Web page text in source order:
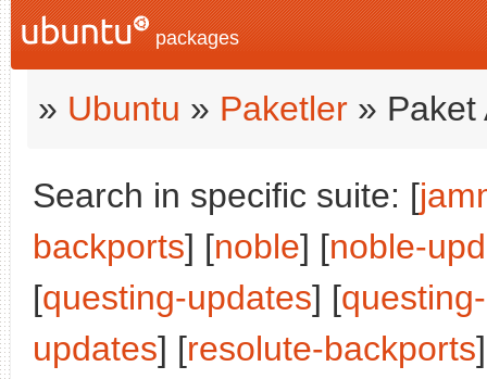
packages
» Ubuntu » Paketler » Paket
Search in specific suite: [
backports] [noble] [noble-
[questing-updates] [
updates] [resolute-backports